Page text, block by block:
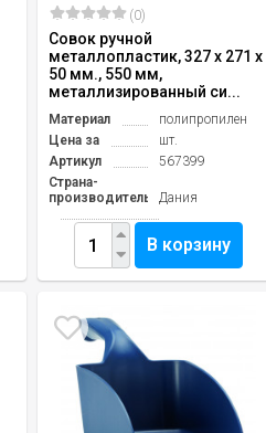
(0)
Совок ручной
металлопластик, 327 x 271 x
50 мм., 550 мм,
металлизированный си...
Материал
полипропилен
Цена за
шт.
Артикул
567399
Страна-
производитель
Дания
В корзину